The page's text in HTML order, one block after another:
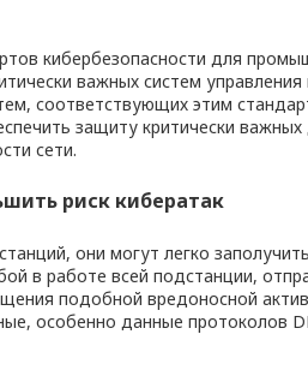
кибербезопасности для
важных систем
соответствующих этим
защиту критически
сети.
риск кибератак
они могут легко
в работе всей подстанции,
подобной вредоносной
особенно данные протоколов